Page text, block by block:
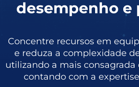
desempenho e
Concentre recursos em
e reduza a complexidade
utilizando a mais consagrada
contando com a